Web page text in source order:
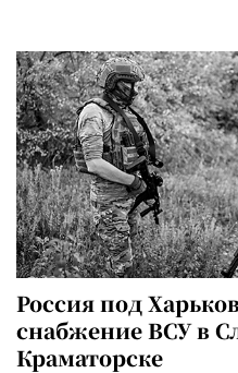
Россия под
снабжение ВСУ в
Краматорске